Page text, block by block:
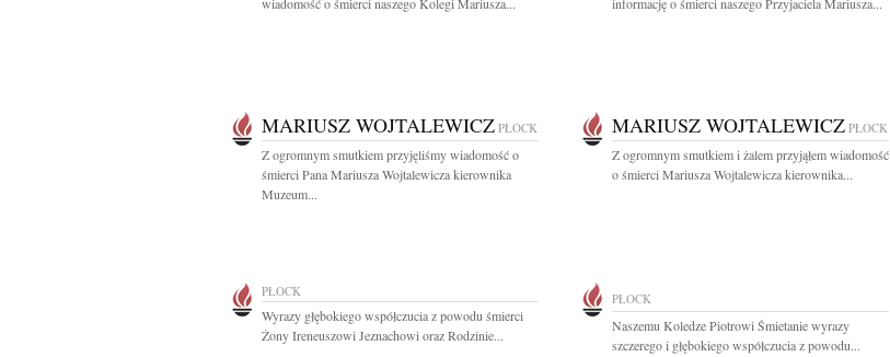
MARIUSZ WOJTALEWICZ PŁOCK
Z ogromnym smutkiem przyjęliśmy wiadomość o
śmierci Pana Mariusza Wojtalewicza kierownika
Muzeum...
MARIUSZ WOJTALEWICZ PŁOCK
Z ogromnym smutkiem i żalem przyjąłem wiadomość
o śmierci Mariusza Wojtalewicza kierownika...
PŁOCK
Wyrazy głębokiego współczucia z powodu śmierci
Żony Ireneuszowi Jeznachowi oraz Rodzinie...
PŁOCK
Naszemu Koledze Piotrowi Śmietanie wyrazy
szczerego i głębokiego współczucia z powodu...